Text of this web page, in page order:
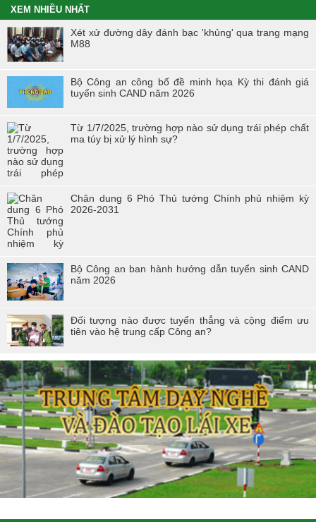
XEM NHIỀU NHẤT
Xét xử đường dây đánh bạc 'khủng' qua trang mạng
M88
Bộ Công an công bố đề minh họa Kỳ thi đánh giá
tuyển sinh CAND năm 2026
Từ 1/7/2025, trường hợp nào sử dụng trái phép chất
ma túy bị xử lý hình sự?
Chân dung 6 Phó Thủ tướng Chính phủ nhiệm kỳ
2026-2031
Bộ Công an ban hành hướng dẫn tuyển sinh CAND
năm 2026
Đối tượng nào được tuyển thẳng và cộng điểm ưu
tiên vào hệ trung cấp Công an?